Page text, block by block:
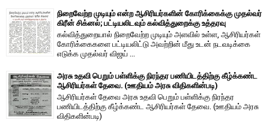
நிறைவேற்ற முடியும் என்ற ஆசிரியர்களின் கோரிக்கைக்கு முதல்வர்
கிரீன் சிக்னல்; பட்டியலிடவும் கல்வித்துறைக்கு உத்தரவு
கல்வித்துறையால் நிறைவேற்ற முடியும் அளவில் உள்ள, ஆசிரியர்கள்
கோரிக்கைகளை பட்டியலிட்டு அவற்றின் மீது உடன் நடவடிக்கை
எடுக்க முதல்வர் விஜய் ...
அரசு உதவி பெறும் பள்ளிக்கு நிரந்தர பணியிடத்திற்கு கீழ்க்கண்ட
ஆசிரியர்கள் தேவை. (ஊதியம் அரசு விதிகளின்படி)
ஆசிரியர்கள் தேவை அரசு உதவி பெறும் பள்ளிக்கு நிரந்தர
பணியிடத்திற்கு கீழ்க்கண்ட ஆசிரியர்கள் தேவை. (ஊதியம் அரசு
விதிகளின்படி)